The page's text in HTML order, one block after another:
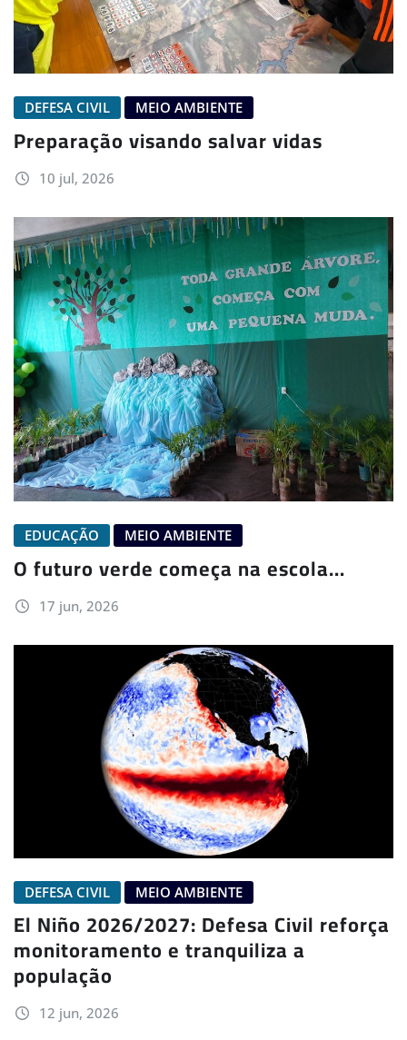
DEFESA CIVIL MEIO AMBIENTE
Preparação visando salvar vidas
10 jul, 2026
EDUCAÇÃO MEIO AMBIENTE
O futuro verde começa na escola…
17 jun, 2026
DEFESA CIVIL MEIO AMBIENTE
El Niño 2026/2027: Defesa Civil reforça
monitoramento e tranquiliza a
população
12 jun, 2026